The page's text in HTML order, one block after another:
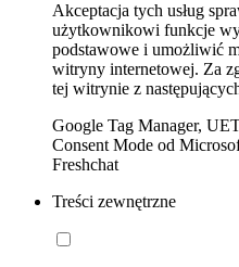
Akceptacja tych usług
użytkownikowi funkcje
podstawowe i umożliwić
witryny internetowej. Za
tej witrynie z
Google Tag Manager,
Consent Mode od
Freshchat
Treści zewnętrzne